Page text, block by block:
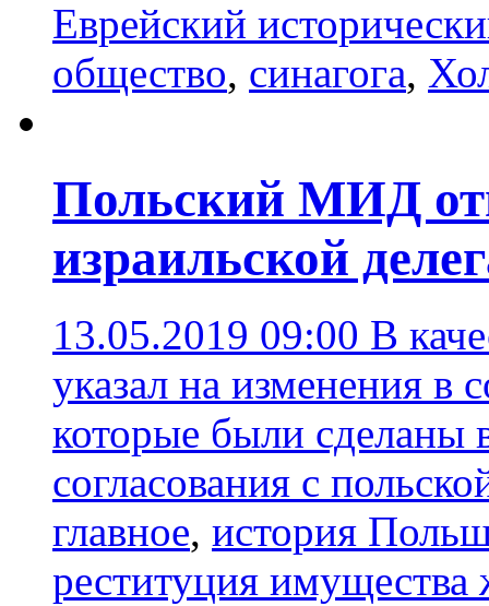
Еврейский
общество, синагога,
Польский МИД
израильской
13.05.2019 09:00 В
указал на изменения в
которые были сделаны
согласования с
главное, история
реституция имущества